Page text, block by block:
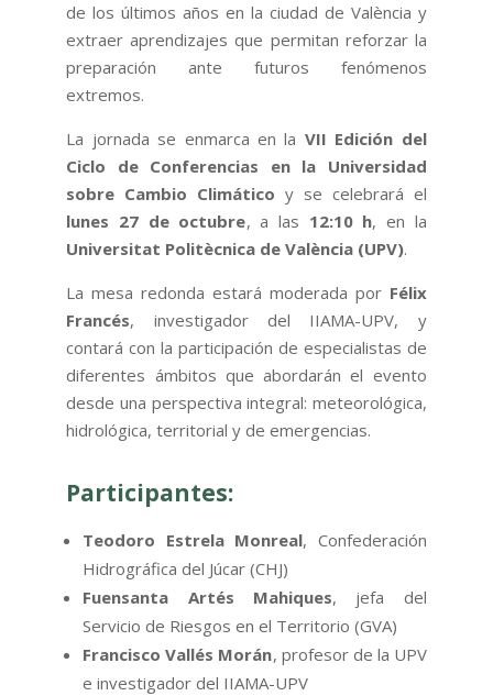
de los últimos años en la ciudad de València y
extraer aprendizajes que permitan reforzar la
preparación ante futuros fenómenos
extremos.
La jornada se enmarca en la VII Edición del
Ciclo de Conferencias en la Universidad
sobre Cambio Climático y se celebrará el
lunes 27 de octubre, a las 12:10 h, en la
Universitat Politècnica de València (UPV).
La mesa redonda estará moderada por Félix
Francés, investigador del IIAMA-UPV, y
contará con la participación de especialistas de
diferentes ámbitos que abordarán el evento
desde una perspectiva integral: meteorológica,
hidrológica, territorial y de emergencias.
Participantes:
Teodoro Estrela Monreal, Confederación
Hidrográfica del Júcar (CHJ)
Fuensanta Artés Mahiques, jefa del
Servicio de Riesgos en el Territorio (GVA)
Francisco Vallés Morán, profesor de la UPV
e investigador del IIAMA-UPV